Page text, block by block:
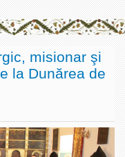
misionar şi
la Dunărea de